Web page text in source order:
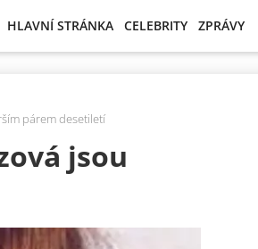
HLAVNÍ STRÁNKA CELEBRITY ZPRÁVY
párem desetiletí
jsou